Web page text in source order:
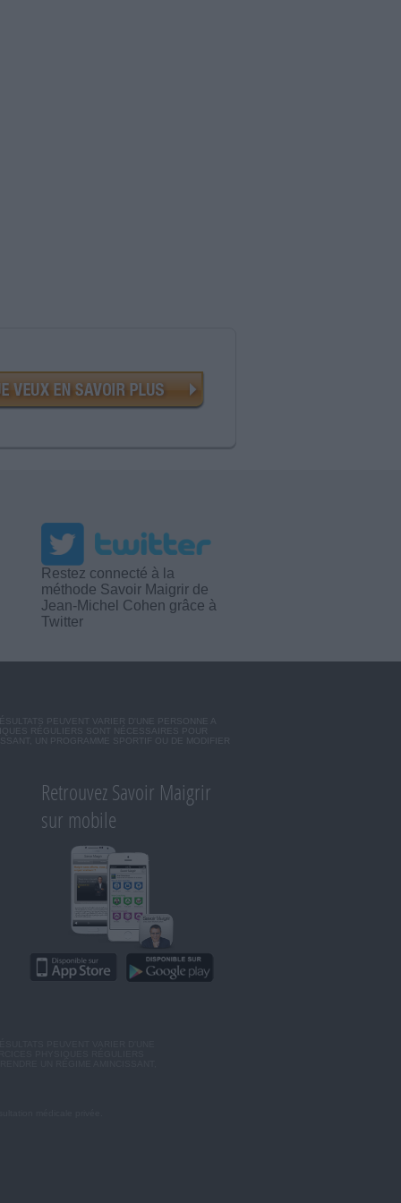
Restez connecté à la
méthode Savoir Maigrir de
Jean-Michel Cohen grâce à
Twitter
PEUVENT VARIER D'UNE PERSONNE A
RÉGULIERS SONT NÉCESSAIRES POUR
UN PROGRAMME SPORTIF OU DE MODIFIER
Retrouvez Savoir Maigrir
sur mobile